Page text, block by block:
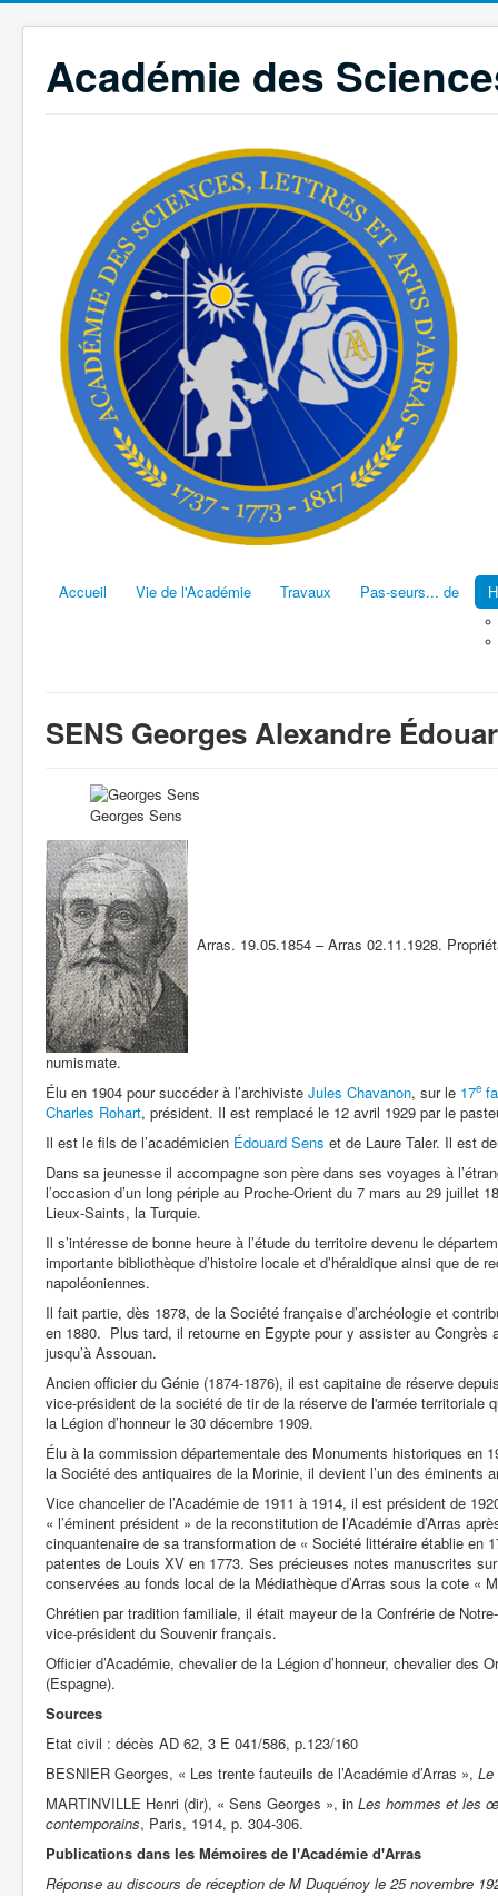
Académie des
Accueil Vie de l'Académie Travaux Pas-seurs... de
SENS Georges Alexandre
Georges Sens
Arras. 19.05.1854 – Arras 02.11.1928.
numismate.
Élu en 1904 pour succéder à l’archiviste Jules Chavanon, sur le 17e
Charles Rohart, président. Il est remplacé le 12 avril 1929 par le
Il est le fils de l’académicien Édouard Sens et de Laure Taler. Il est
Dans sa jeunesse il accompagne son père dans ses voyages à
l’occasion d’un long périple au Proche-Orient du 7 mars au 29 juillet
Lieux-Saints, la Turquie.
Il s’intéresse de bonne heure à l’étude du territoire devenu le
importante bibliothèque d’histoire locale et d’héraldique ainsi que de
napoléoniennes.
Il fait partie, dès 1878, de la Société française d’archéologie et
en 1880. Plus tard, il retourne en Egypte pour y assister au Congrès
jusqu’à Assouan.
Ancien officier du Génie (1874-1876), il est capitaine de réserve
vice-président de la société de tir de la réserve de l'armée territoriale
la Légion d’honneur le 30 décembre 1909.
Élu à la commission départementale des Monuments historiques en
la Société des antiquaires de la Morinie, il devient l’un des éminents
Vice chancelier de l’Académie de 1911 à 1914, il est président de
« l’éminent président » de la reconstitution de l’Académie d’Arras
cinquantenaire de sa transformation de « Société littéraire établie en
patentes de Louis XV en 1773. Ses précieuses notes manuscrites
conservées au fonds local de la Médiathèque d’Arras sous la cote «
Chrétien par tradition familiale, il était mayeur de la Confrérie de
vice-président du Souvenir français.
Officier d’Académie, chevalier de la Légion d’honneur, chevalier des
(Espagne).
Sources
Etat civil : décès AD 62, 3 E 041/586, p.123/160
BESNIER Georges, « Les trente fauteuils de l’Académie d’Arras », Le
MARTINVILLE Henri (dir), « Sens Georges », in Les hommes et les
contemporains, Paris, 1914, p. 304-306.
Publications dans les Mémoires de l'Académie d'Arras
Réponse au discours de réception de M Duquénoy le 25 novembre